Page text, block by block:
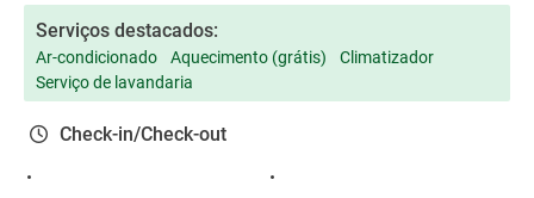
Serviços destacados:
Ar-condicionado Aquecimento (grátis)
Climatizador
Serviço de lavandaria
Check-in/Check-out